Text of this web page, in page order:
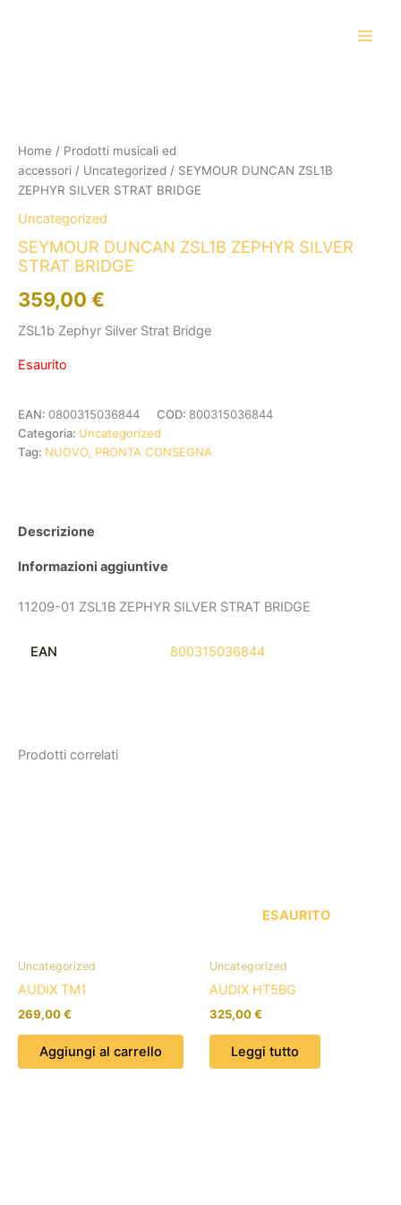
Home / Prodotti musicali ed
accessori / Uncategorized / SEYMOUR DUNCAN ZSL1B
ZEPHYR SILVER STRAT BRIDGE
Uncategorized
SEYMOUR DUNCAN ZSL1B ZEPHYR SILVER
STRAT BRIDGE
359,00 €
ZSL1b Zephyr Silver Strat Bridge
Esaurito
EAN: 0800315036844 COD: 800315036844
Categoria: Uncategorized
Tag: NUOVO, PRONTA CONSEGNA
Descrizione
Informazioni aggiuntive
11209-01 ZSL1B ZEPHYR SILVER STRAT BRIDGE
EAN 800315036844
Prodotti correlati
Uncategorized
AUDIX TM1
269,00€
Aggiungi al carrello
ESAURITO
Uncategorized
AUDIX HT5BG
325,00€
Leggi tutto